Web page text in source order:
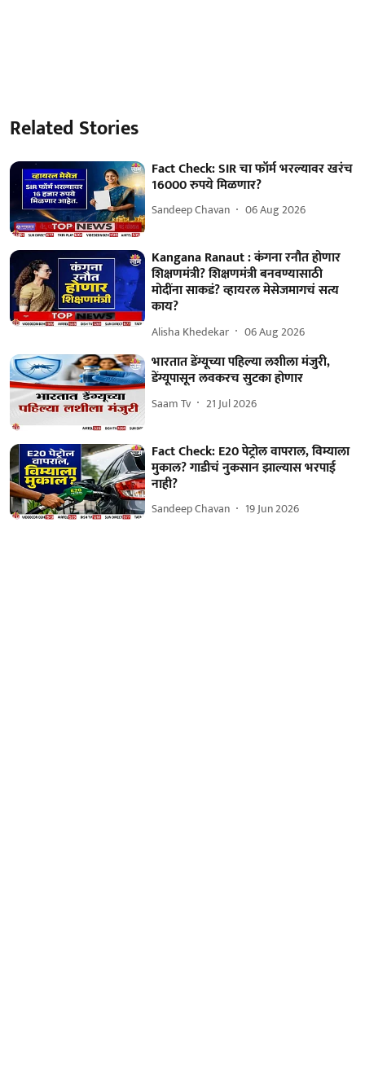
Related Stories
Fact Check: SIR चा फॉर्म भरल्यावर खरंच
16000 रुपये मिळणार?
Sandeep Chavan 06 Aug 2026
Kangana Ranaut : कंगना रनौत होणार
शिक्षणमंत्री? शिक्षणमंत्री बनवण्यासाठी
मोदींना साकडं? व्हायरल मेसेजमागचं सत्य
काय?
Alisha Khedekar 06 Aug 2026
भारतात डेंग्यूच्या पहिल्या लशीला मंजुरी,
डेंग्यूपासून लवकरच सुटका होणार
Saam Tv 21 Jul 2026
Fact Check: E20 पेट्रोल वापराल, विम्याला
मुकाल? गाडीचं नुकसान झाल्यास भरपाई
नाही?
Sandeep Chavan 19 Jun 2026